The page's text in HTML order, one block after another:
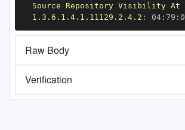
Source Repository Visibility At
1.3.6.1.4.1.11129.2.4.2 : 04: 79 :
Raw Body
Verification